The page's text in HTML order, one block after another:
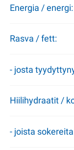
Energia / energi:
Rasva / fett:
- josta
Hiilihydraatit /
- joista